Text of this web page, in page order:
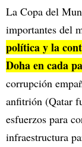
La Copa del
importantes del
política y la
Doha en cada
corrupción
anfitrión (Qatar
esfuerzos para
infraestructura